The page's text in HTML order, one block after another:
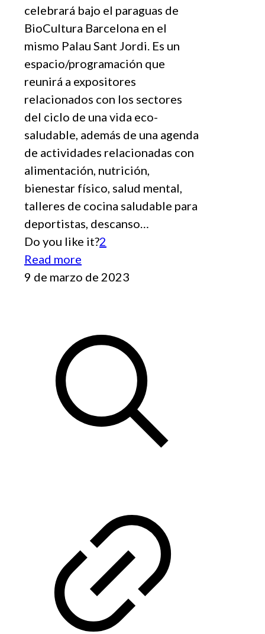
celebrará bajo el paraguas de
BioCultura Barcelona en el
mismo Palau Sant Jordi. Es un
espacio/programación que
reunirá a expositores
relacionados con los sectores
del ciclo de una vida eco-
saludable, además de una agenda
de actividades relacionadas con
alimentación, nutrición,
bienestar físico, salud mental,
talleres de cocina saludable para
deportistas, descanso…
Do you like it?2
Read more
9 de marzo de 2023